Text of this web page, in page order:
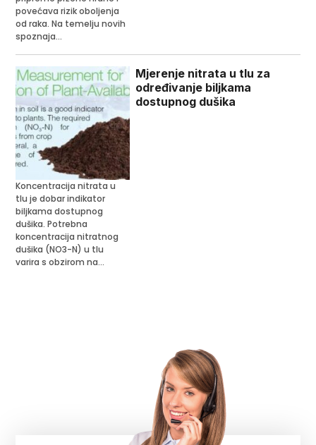
povećava rizik oboljenja
od raka. Na temelju novih
spoznaja...
Mjerenje nitrata u tlu za
određivanje biljkama
dostupnog dušika
Koncentracija nitrata u
tlu je dobar indikator
biljkama dostupnog
dušika. Potrebna
koncentracija nitratnog
dušika (NO3-N) u tlu
varira s obzirom na...